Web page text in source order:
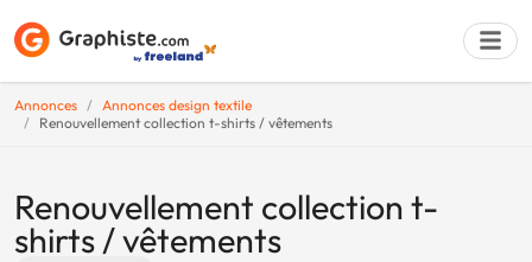
Annonces
Annonces design textile
Renouvellement collection t-shirts / vêtements
Renouvellement collection t-
shirts / vêtements